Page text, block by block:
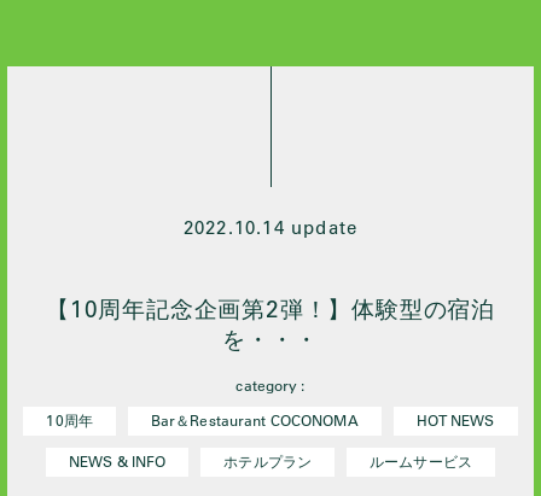
2024 / 7
2024 / 5
2024 / 3
2024 / 2
2023 / 12
2023 / 9
2022.10.14 update
【10周年記念企画第2弾！】体験型の宿泊
を・・・
category :
10周年
Bar＆Restaurant COCONOMA HOT NEWS
NEWS & INFO ホテルプラン ルームサービス